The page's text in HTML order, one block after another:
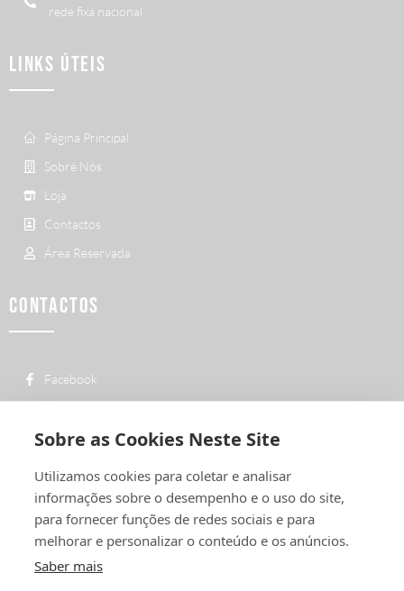
Sobre as Cookies Neste Site
Utilizamos cookies para coletar e analisar
informações sobre o desempenho e o uso do site,
para fornecer funções de redes sociais e para
melhorar e personalizar o conteúdo e os anúncios.
Saber mais
rede fixa nacional
LINKS ÚTEIS
Página Principal
Sobré Nós
Loja
Contactos
Área Reservada
CONTACTOS
Facebook
nacional
Rua de Outeiro nº 2132
4760-312 Vila Nova de Famalicão